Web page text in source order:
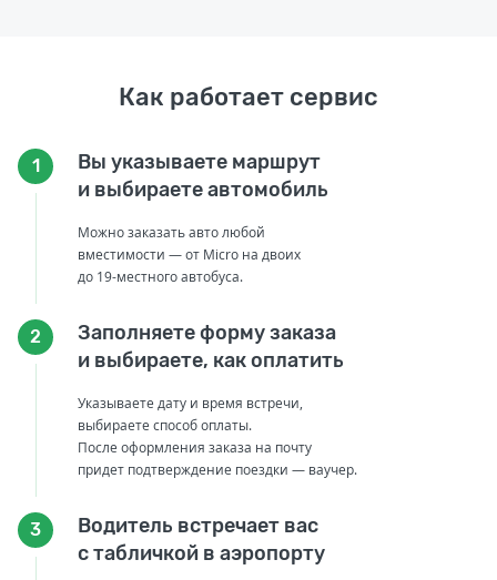
Как работает сервис
1
Вы указываете маршрут
и выбираете автомобиль
Можно заказать авто любой
вместимости — от Micro на двоих
до 19-местного автобуса.
2
Заполняете форму заказа
и выбираете, как оплатить
Указываете дату и время встречи,
выбираете способ оплаты.
После оформления заказа на почту
придет подтверждение поездки — ваучер.
3
Водитель встречает вас
с табличкой в аэропорту